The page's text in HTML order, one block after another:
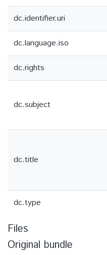
dc.identifier.uri
dc.language.iso
dc.rights
dc.subject
dc.title
dc.type
Files
Original bundle